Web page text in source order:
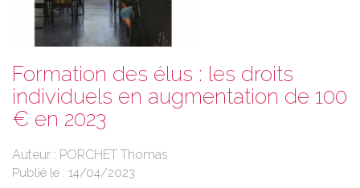
Formation des élus : les droits
individuels en augmentation de 100
€ en 2023
Auteur : PORCHET Thomas
Publié le : 14/04/2023